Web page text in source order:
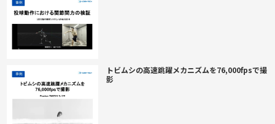
トビムシの高速跳躍メカニズムを76,000fpsで撮
影